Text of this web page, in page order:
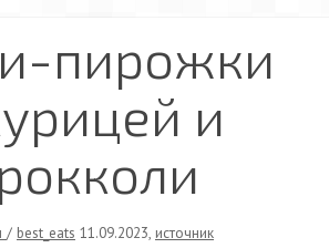
пирожки
и
/ best_eats 11.09.2023, источник